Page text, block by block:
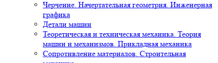
Черчение. Начертательная геометрия. Инженерная
графика
Детали машин
Теоретическая и техническая механика. Теория
машин и механизмов. Прикладная механика
Сопротивление материалов. Строительная